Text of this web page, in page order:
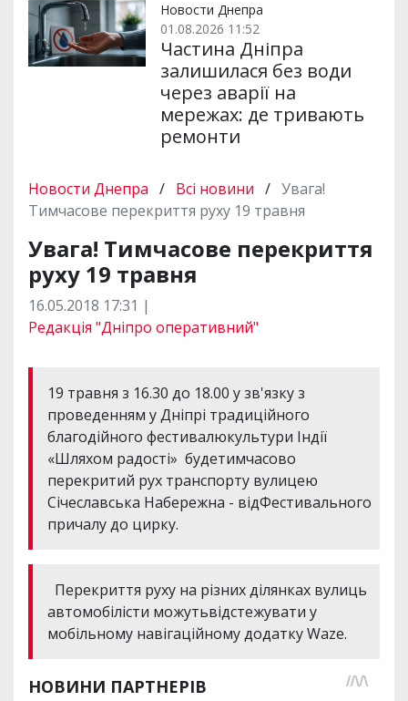
Новости Днепра
01.08.2026 11:52
Частина Дніпра
залишилася без води
через аварії на
мережах: де тривають
ремонти
Новости Днепра / Всі новини / Увага!
Тимчасове перекриття руху 19 травня
Увага! Тимчасове перекриття
руху 19 травня
16.05.2018 17:31 |
Редакція "Дніпро оперативний"
19 травня з 16.30 до 18.00 у зв'язку з
проведенням у Дніпрі традиційного
благодійного фестивалюкультури Індії
«Шляхом радості» будетимчасово
перекритий рух транспорту вулицею
Січеславська Набережна - відФестивального
причалу до цирку.
Перекриття руху на різних ділянках вулиць
автомобілісти можутьвідстежувати у
мобільному навігаційному додатку Waze.